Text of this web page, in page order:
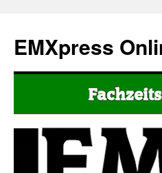
EMXpress